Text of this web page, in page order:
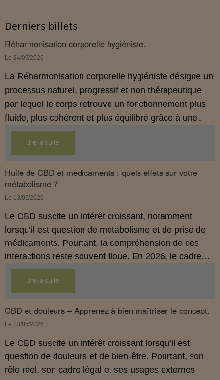
Derniers billets
Réharmonisation corporelle hygiéniste.
Le 24/05/2026
La Réharmonisation corporelle hygiéniste désigne un
processus naturel, progressif et non thérapeutique
par lequel le corps retrouve un fonctionnement plus
fluide, plus cohérent et plus équilibré grâce à une
hygiène de vie adaptée.
Lire la suite
Huile de CBD et médicaments : quels effets sur votre
métabolisme ?
Le 13/05/2026
Le CBD suscite un intérêt croissant, notamment
lorsqu’il est question de métabolisme et de prise de
médicaments. Pourtant, la compréhension de ces
interactions reste souvent floue. En 2026, le cadre
légal français impose des règles strictes : seuls les
usages externes du CBD sont autorisés. Cet article
propose une mise au point claire et accessible pour
comprendre comment le CBD s’inscrit dans une
démarche de prévention, sans ingestion et sans
Lire la suite
CBD et douleurs – Apprenez à bien maîtriser le concept.
Le 13/05/2026
Le CBD suscite un intérêt croissant lorsqu’il est
question de douleurs et de bien‑être. Pourtant, son
rôle réel, son cadre légal et ses usages externes